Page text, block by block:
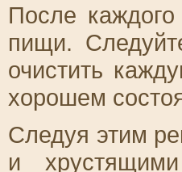
После каждого
пищи.
очистить
хорошем
Следуя этим
и